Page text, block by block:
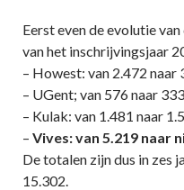
Eerst even de evolutie
van het inschrijvingsjaar
– Howest: van 2.472 naar
– UGent; van 576 naar 333
– Kulak: van 1.481 naar
– Vives: van 5.219 naar
De totalen zijn dus in zes
15.302.